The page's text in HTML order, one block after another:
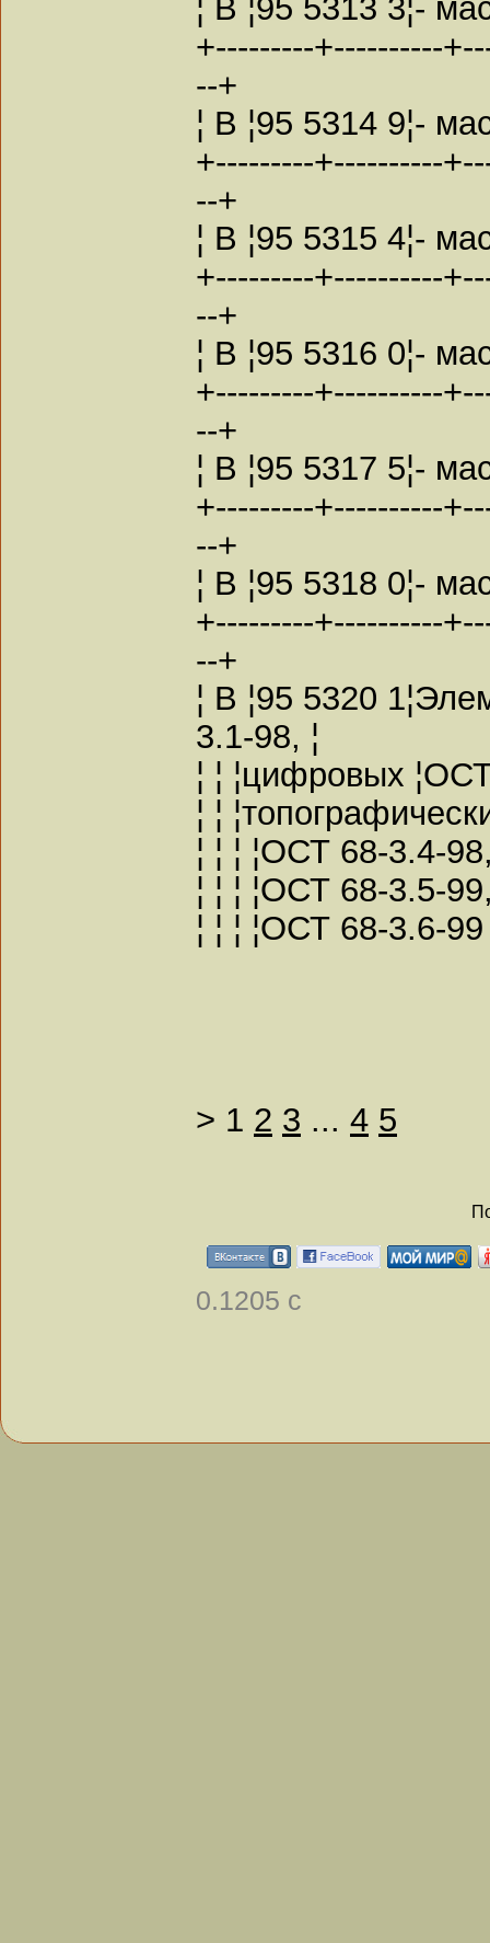
+---------+----------
--+
¦ В ¦95 5314 9¦-
+---------+----------
--+
¦ В ¦95 5315 4¦-
+---------+----------
--+
¦ В ¦95 5316 0¦-
+---------+----------
--+
¦ В ¦95 5317 5¦-
+---------+----------
--+
¦ В ¦95 5318 0¦-
+---------+----------
--+
¦ В ¦95 5320
3.1-98, ¦
¦ ¦ ¦цифровых
¦ ¦
¦ ¦ ¦ ¦ОСТ 68-3.4-
¦ ¦ ¦ ¦ОСТ 68-3.5-
¦ ¦ ¦ ¦ОСТ 68-3.6-99
> 1 2 3 ... 4 5
0.1205 с